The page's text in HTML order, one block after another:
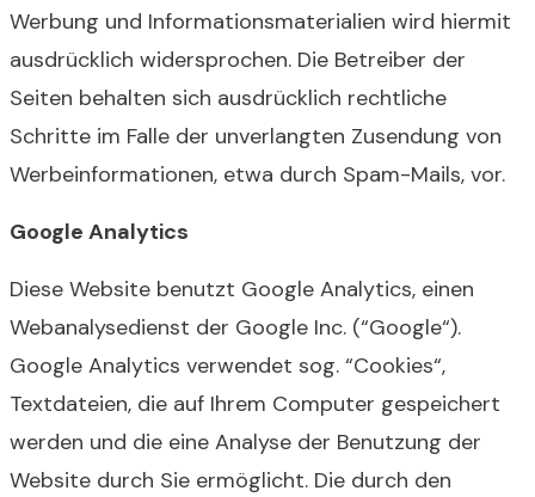
Werbung und Informationsmaterialien wird hiermit
ausdrücklich widersprochen. Die Betreiber der
Seiten behalten sich ausdrücklich rechtliche
Schritte im Falle der unverlangten Zusendung von
Werbeinformationen, etwa durch Spam-Mails, vor.
Google Analytics
Diese Website benutzt Google Analytics, einen
Webanalysedienst der Google Inc. (“Google“).
Google Analytics verwendet sog. “Cookies“,
Textdateien, die auf Ihrem Computer gespeichert
werden und die eine Analyse der Benutzung der
Website durch Sie ermöglicht. Die durch den